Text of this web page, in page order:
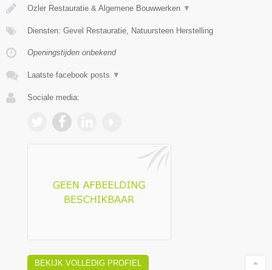
Ozler Restauratie & Algemene Bouwwerken ▼
Diensten: Gevel Restauratie, Natuursteen Herstelling
Openingstijden onbekend
Laatste facebook posts ▼
Sociale media:
BEKIJK VOLLEDIG PROFIEL